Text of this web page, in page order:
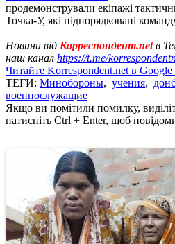
продемонстрували екіпажі
Точка-У, які підпорядковані
Новини від Корреспондент.netв
наш канал https://t.me/
Читайте Korrespondent.net в
ТЕГИ: Минобороны, учения,
военнослужащие
Якщо ви помітили помилку,
натисніть Ctrl + Enter, щоб